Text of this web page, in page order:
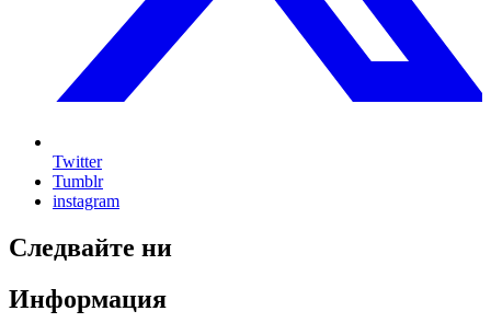
Twitter
Tumblr
instagram
Следвайте ни
Информация